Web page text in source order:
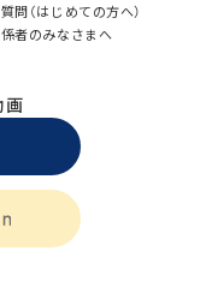
問（はじめての方へ）
者のみなさまへ
画